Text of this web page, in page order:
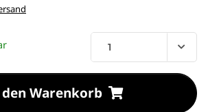
Warenkorb